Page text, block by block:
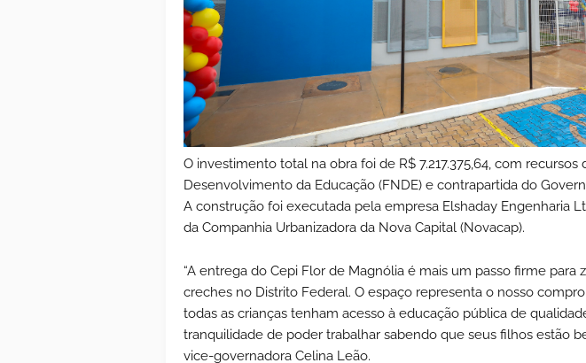
O investimento total na obra foi de R$ 7.217.375,64, com
Desenvolvimento da Educação (FNDE) e contrapartida do
A construção foi executada pela empresa Elshaday Engenharia
da Companhia Urbanizadora da Nova Capital (Novacap).
“A entrega do Cepi Flor de Magnólia é mais um passo firme para
creches no Distrito Federal. O espaço representa o nosso
todas as crianças tenham acesso à educação pública de
tranquilidade de poder trabalhar sabendo que seus filhos estão
vice-governadora Celina Leão.